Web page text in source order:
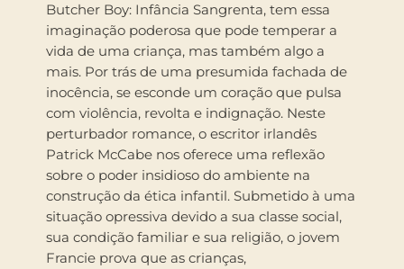
Butcher Boy: Infância Sangrenta, tem essa
imaginação poderosa que pode temperar a
vida de uma criança, mas também algo a
mais. Por trás de uma presumida fachada de
inocência, se esconde um coração que pulsa
com violência, revolta e indignação. Neste
perturbador romance, o escritor irlandês
Patrick McCabe nos oferece uma reflexão
sobre o poder insidioso do ambiente na
construção da ética infantil. Submetido à uma
situação opressiva devido a sua classe social,
sua condição familiar e sua religião, o jovem
Francie prova que as crianças,